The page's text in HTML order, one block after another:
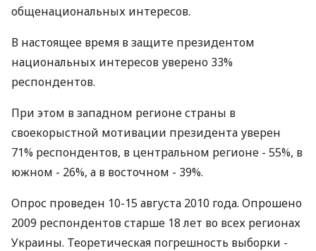
общенациональных интересов.
В настоящее время в защите президентом
национальных интересов уверено 33%
респондентов.
При этом в западном регионе страны в
своекорыстной мотивации президента уверен
71% респондентов, в центральном регионе - 55%, в
южном - 26%, а в восточном - 39%.
Опрос проведен 10-15 августа 2010 года. Опрошено
2009 респондентов старше 18 лет во всех регионах
Украины. Теоретическая погрешность выборки -